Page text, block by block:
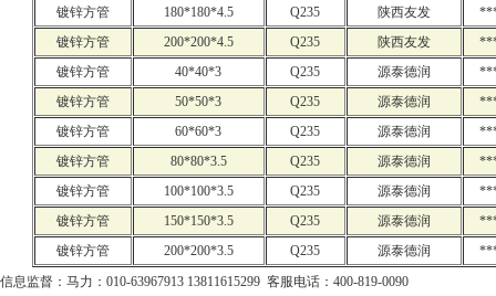
镀锌方管
180*180*4.5 Q235 陕西友发
镀锌方管
200*200*4.5 Q235 陕西友发
镀锌方管
40*40*3 Q235 源泰德润
镀锌方管
50*50*3 Q235 源泰德润
镀锌方管
60*60*3 Q235 源泰德润
镀锌方管
80*80*3.5 Q235 源泰德润
镀锌方管
100*100*3.5 Q235 源泰德润
镀锌方管
150*150*3.5 Q235 源泰德润
镀锌方管
200*200*3.5 Q235 源泰德润
信息监督：马力：010-63967913 13811615299 客服电话：400-819-0090